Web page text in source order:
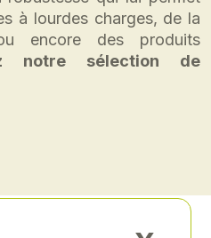
à lourdes charges, de la
encore des produits
notre sélection de